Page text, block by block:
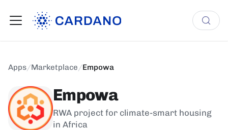
Apps/Marketplace/Empowa
Empowa
RWA project for climate-smart housing
in Africa